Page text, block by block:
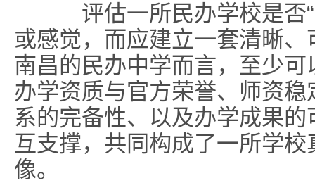
评估一所民办学校是否“
或感觉，而应建立一套清晰
南昌的民办中学而言，至少
办学资质与官方荣誉、师资
系的完备性、以及办学成果
互支撑，共同构成了一所学
像。